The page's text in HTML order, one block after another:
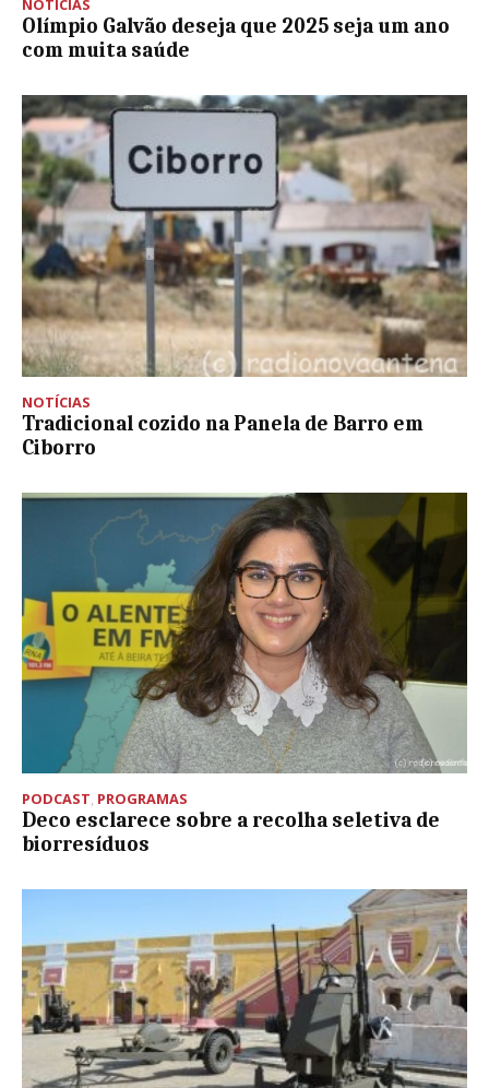
NOTÍCIAS
Olímpio Galvão deseja que 2025 seja um ano
com muita saúde
NOTÍCIAS
Tradicional cozido na Panela de Barro em
Ciborro
PODCAST PROGRAMAS
Deco esclarece sobre a recolha seletiva de
biorresíduos